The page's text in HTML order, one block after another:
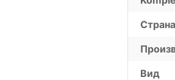
Страна
Вид